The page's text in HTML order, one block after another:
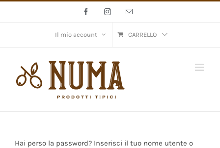
FacebookInstagramEmail
Il mio account CARRELLO
Hai perso la password? Inserisci il tuo nome utente o